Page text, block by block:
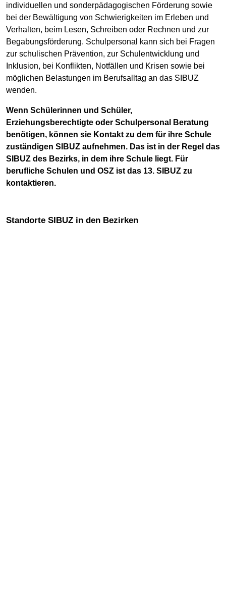
individuellen und sonderpädagogischen Förderung sowie
bei der Bewältigung von Schwierigkeiten im Erleben und
Verhalten, beim Lesen, Schreiben oder Rechnen und zur
Begabungsförderung. Schulpersonal kann sich bei Fragen
zur schulischen Prävention, zur Schulentwicklung und
Inklusion, bei Konflikten, Notfällen und Krisen sowie bei
möglichen Belastungen im Berufsalltag an das SIBUZ
wenden.
Wenn Schülerinnen und Schüler,
Erziehungsberechtigte oder Schulpersonal Beratung
benötigen, können sie Kontakt zu dem für ihre Schule
zuständigen SIBUZ aufnehmen. Das ist in der Regel das
SIBUZ des Bezirks, in dem ihre Schule liegt. Für
berufliche Schulen und OSZ ist das 13. SIBUZ zu
kontaktieren.
Standorte SIBUZ in den Bezirken